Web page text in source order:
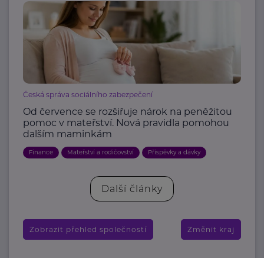
Česká správa sociálního zabezpečení
Od července se rozšiřuje nárok na peněžitou
pomoc v mateřství. Nová pravidla pomohou
dalším maminkám
Finance Mateřství a rodičovství Příspěvky a dávky
Další články
Zobrazit přehled společností Změnit kraj